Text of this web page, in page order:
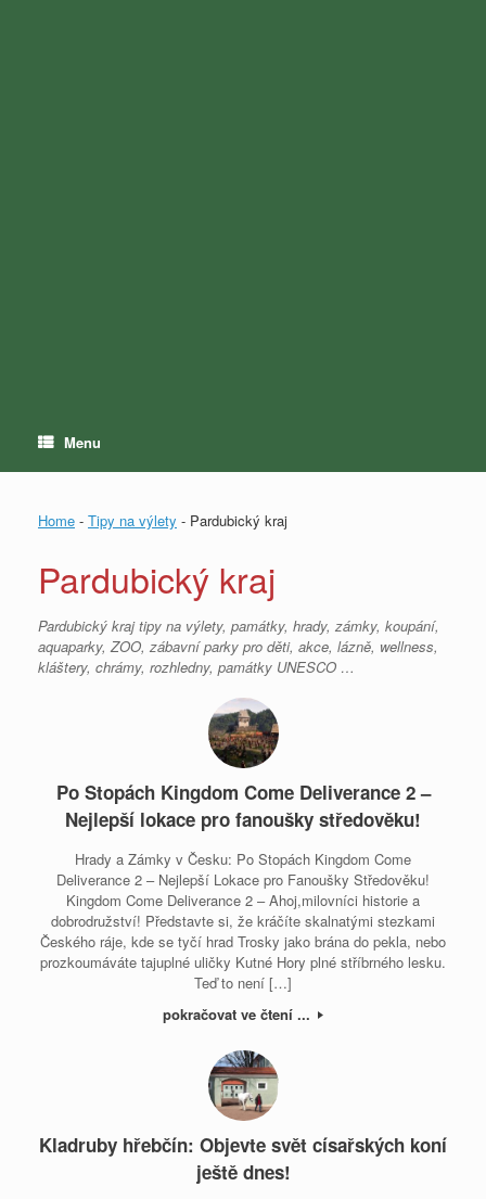
Menu
Home - Tipy na výlety - Pardubický kraj
Pardubický kraj
Pardubický kraj tipy na výlety, památky, hrady, zámky, koupání,
aquaparky, ZOO, zábavní parky pro děti, akce, lázně, wellness,
kláštery, chrámy, rozhledny, památky UNESCO …
Po Stopách Kingdom Come Deliverance 2 –
Nejlepší lokace pro fanoušky středověku!
Hrady a Zámky v Česku: Po Stopách Kingdom Come
Deliverance 2 – Nejlepší Lokace pro Fanoušky Středověku!
Kingdom Come Deliverance 2 – Ahoj,milovníci historie a
dobrodružství! Představte si, že kráčíte skalnatými stezkami
Českého ráje, kde se tyčí hrad Trosky jako brána do pekla, nebo
prozkoumáváte tajuplné uličky Kutné Hory plné stříbrného lesku.
Teď to není […]
pokračovat ve čtení ...
Kladruby hřebčín: Objevte svět císařských koní
ještě dnes!